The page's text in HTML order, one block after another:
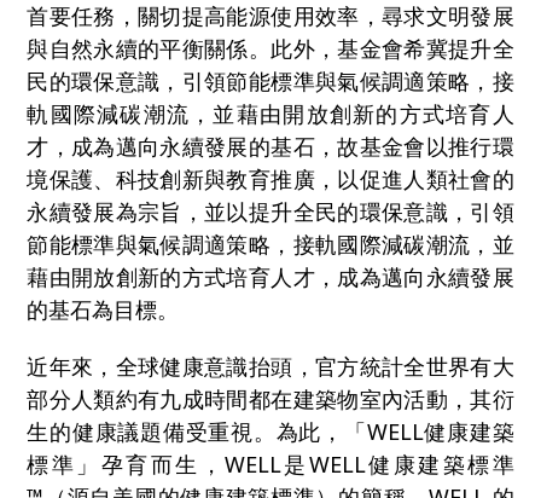
首要任務，關切提高能源使用效率，尋求文明發展
與自然永續的平衡關係。此外，基金會希冀提升全
民的環保意識，引領節能標準與氣候調適策略，接
軌國際減碳潮流，並藉由開放創新的方式培育人
才，成為邁向永續發展的基石，故基金會以推行環
境保護、科技創新與教育推廣，以促進人類社會的
永續發展為宗旨，並以提升全民的環保意識，引領
節能標準與氣候調適策略，接軌國際減碳潮流，並
藉由開放創新的方式培育人才，成為邁向永續發展
的基石為目標。
近年來，全球健康意識抬頭，官方統計全世界有大
部分人類約有九成時間都在建築物室內活動，其衍
生的健康議題備受重視。為此，「WELL健康建築
標準」孕育而生，WELL是WELL健康建築標準